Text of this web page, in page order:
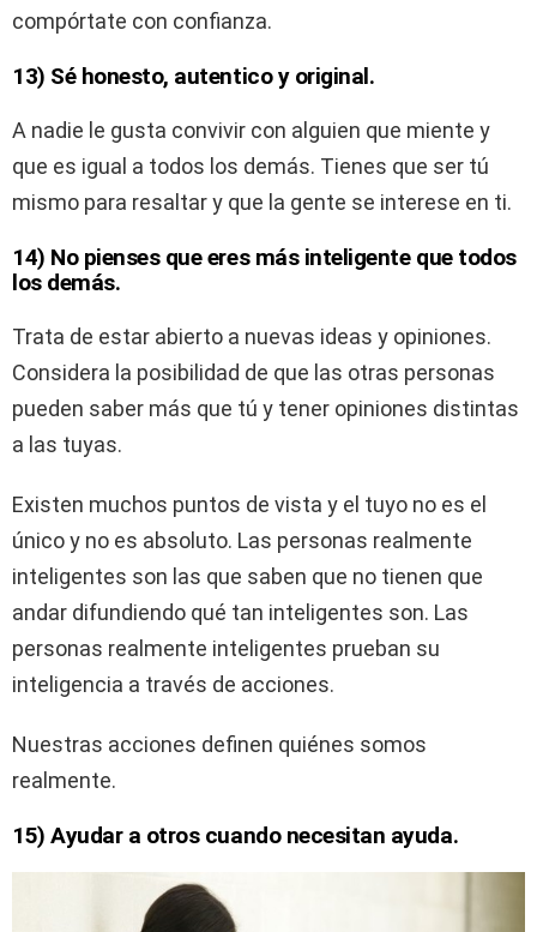
compórtate con confianza.
13) Sé honesto, autentico y original.
A nadie le gusta convivir con alguien que miente y
que es igual a todos los demás. Tienes que ser tú
mismo para resaltar y que la gente se interese en ti.
14) No pienses que eres más inteligente que todos
los demás.
Trata de estar abierto a nuevas ideas y opiniones.
Considera la posibilidad de que las otras personas
pueden saber más que tú y tener opiniones distintas
a las tuyas.
Existen muchos puntos de vista y el tuyo no es el
único y no es absoluto. Las personas realmente
inteligentes son las que saben que no tienen que
andar difundiendo qué tan inteligentes son. Las
personas realmente inteligentes prueban su
inteligencia a través de acciones.
Nuestras acciones definen quiénes somos
realmente.
15) Ayudar a otros cuando necesitan ayuda.